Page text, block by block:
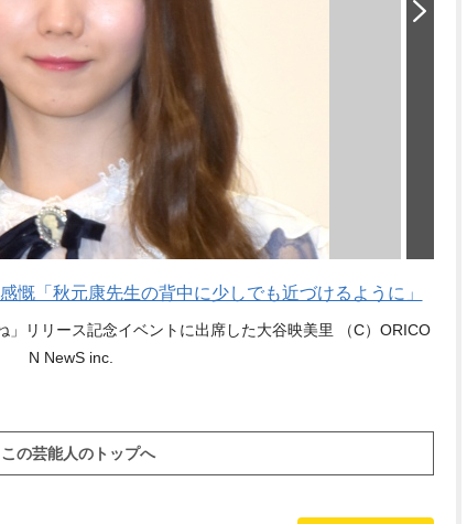
慨「秋元康先生の背中に少しでも近づけるように」
リリース記念イベントに出席した大谷映美里 （C）ORICO
N NewS inc.
この芸能人のトップへ